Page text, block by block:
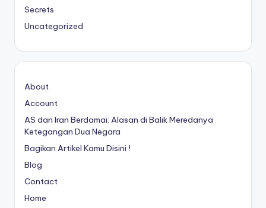
Secrets
Uncategorized
About
Account
AS dan Iran Berdamai: Alasan di Balik Meredanya
Ketegangan Dua Negara
Bagikan Artikel Kamu Disini !
Blog
Contact
Home